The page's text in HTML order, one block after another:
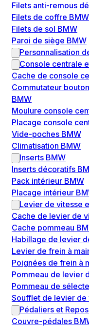
Filets anti-remous
Filets de coffre BMW
Filets de sol BMW
Paroi de siège BMW
Personnalisation
Console centrale
Cache de console
Commutateur
BMW
Moulure console
Placage console
Vide-poches BMW
Climatisation BMW
Inserts BMW
Inserts décoratifs
Pack intérieur BMW
Placage intérieur
Levier de vitesse
Cache de levier de
Cache pommeau
Habillage de levier
Levier de frein à
Poignées de frein à
Pommeau de levier
Pommeau de
Soufflet de levier de
Pédaliers et
Couvre-pédales